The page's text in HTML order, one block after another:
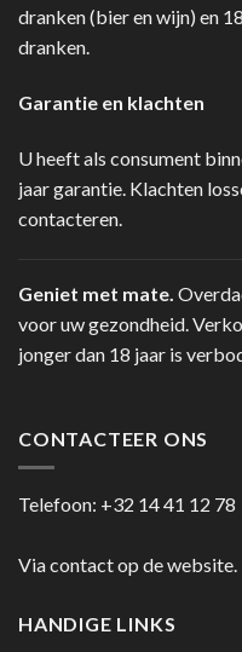
dranken (bier en wijn) en
dranken.
Garantie en klachten
U heeft als consument
jaar garantie. Klachten
contacteren.
Geniet met mate.
voor uw gezondheid.
jonger dan 18 jaar is
CONTACTEER ONS
Telefoon: +32 14 41 12 78
Via contact op de website.
HANDIGE LINKS